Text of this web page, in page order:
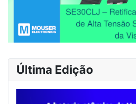
Última Edição